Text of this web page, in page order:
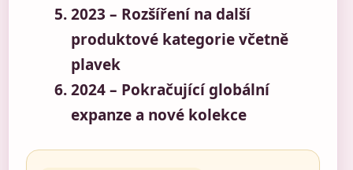
2023 – Rozšíření na další
produktové kategorie včetně
plavek
2024– Pokračující globální
expanze a nové kolekce